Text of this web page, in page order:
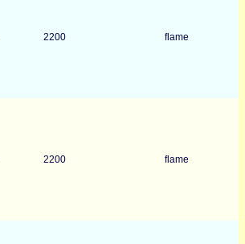
2200 flame
2200 flame